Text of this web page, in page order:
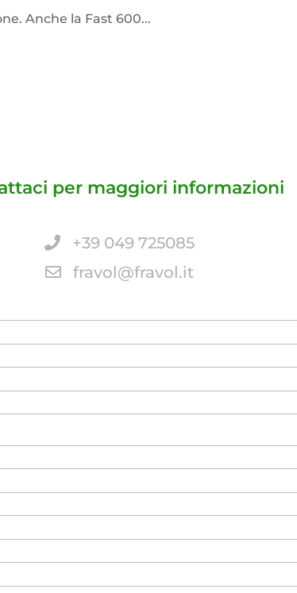
Anche la Fast 600...
per maggiori informazioni
+39 049 725085
fravol@fravol.it